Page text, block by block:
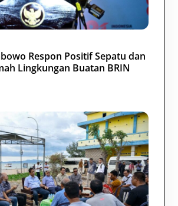
Respon Positif Sepatu dan
Lingkungan Buatan BRIN